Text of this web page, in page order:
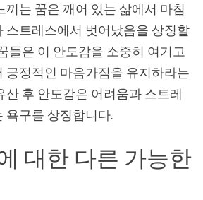
끼는 꿈은 깨어 있는 삶에서 마침
스트레스에서 벗어났음을 상징할
들은 이 안도감을 소중히 여기고
긍정적인 마음가짐을 유지하라는
산 후 안도감은 어려움과 스트레
욕구를 상징합니다.
대한 다른 가능한